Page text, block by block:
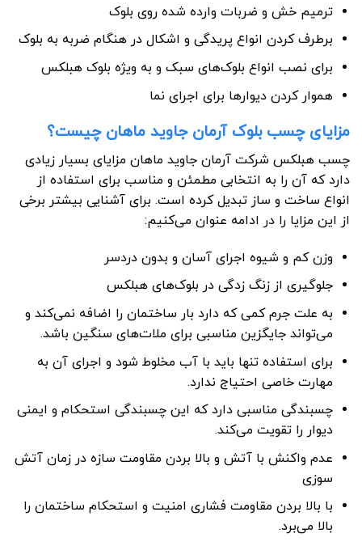
ترمیم خش و ضربات وارده شده روی بلوک
برطرف کردن انواع پریدگی و اشکال در هنگام ضربه به بلوک
برای نصب انواع بلوک‌های سبک و به ویژه بلوک هبلکس
هموار کردن دیوارها برای اجرای نما
مزایای چسب بلوک آرمان جاوید ماهان چیست؟
چسب هبلکس شرکت آرمان جاوید ماهان مزایای بسیار زیادی
دارد که آن را به انتخابی مطمئن و مناسب برای استفاده از
انواع ساخت و ساز تبدیل کرده است. برای آشنایی بیشتر برخی
از این مزایا را در ادامه عنوان می‌کنیم:
وزن کم و شیوه اجرای آسان و بدون دردسر
جلوگیری از زنگ زدگی در بلوک‌های هبلکس
به علت جرم کمی که دارد بار ساختمان را اضافه نمی‌کند و
می‌تواند جایگزین مناسبی برای ملات‌های سنگین باشد.
برای استفاده تنها باید با آب مخلوط شود و اجرای آن به
مهارت خاصی احتیاج ندارد.
چسبندگی مناسبی دارد که این چسبندگی استحکام و ایمنی
دیوار را تقویت می‌کند.
عدم واکنش با آتش و بالا بردن مقاومت سازه در زمان آتش
سوزی
با بالا بردن مقاومت فشاری امنیت و استحکام ساختمان را
بالا می‌برد.